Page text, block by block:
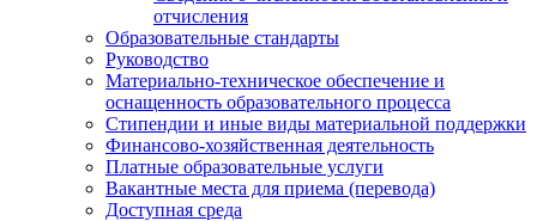
отчисления
Образовательные стандарты
Руководство
Материально-техническое обеспечение и
оснащенность образовательного процесса
Стипендии и иные виды материальной поддержки
Финансово-хозяйственная деятельность
Платные образовательные услуги
Вакантные места для приема (перевода)
Доступная среда